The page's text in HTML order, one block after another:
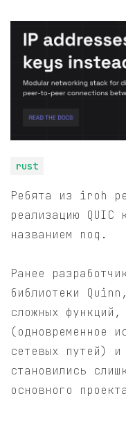
rust
Ребята из iroh
реализацию QUIC
названием noq.
Ранее
библиотеки
сложных
(одновременное
сетевых путей) и
становились
основного